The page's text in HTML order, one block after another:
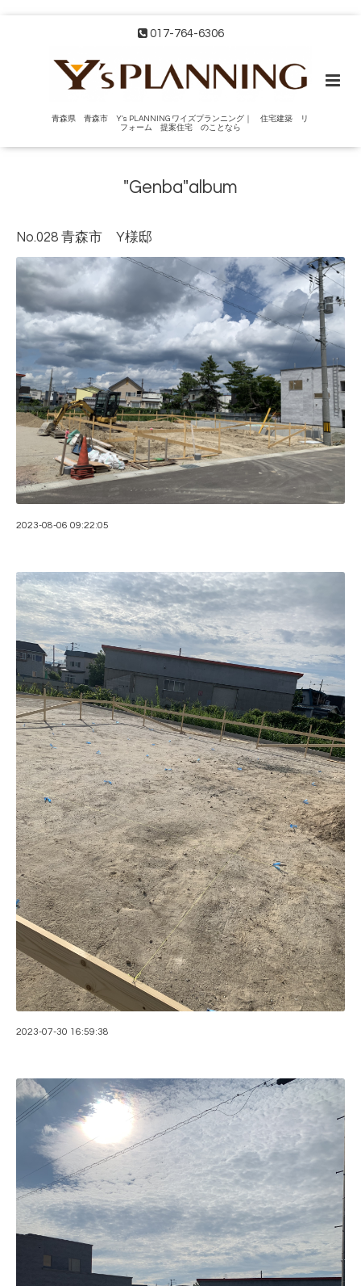
017-764-6306
青森県 青森市 Y's PLANNING ワイズプランニング｜ 住宅建築 リ
フォーム 提案住宅 のことなら
"Genba"album
No.028 青森市 Y様邸
2023-08-06 09:22:05
2023-07-30 16:59:38